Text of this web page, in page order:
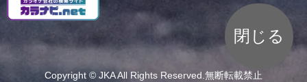
Copyright © JKAAll Rights Reserved.無断転載禁止
閉じる